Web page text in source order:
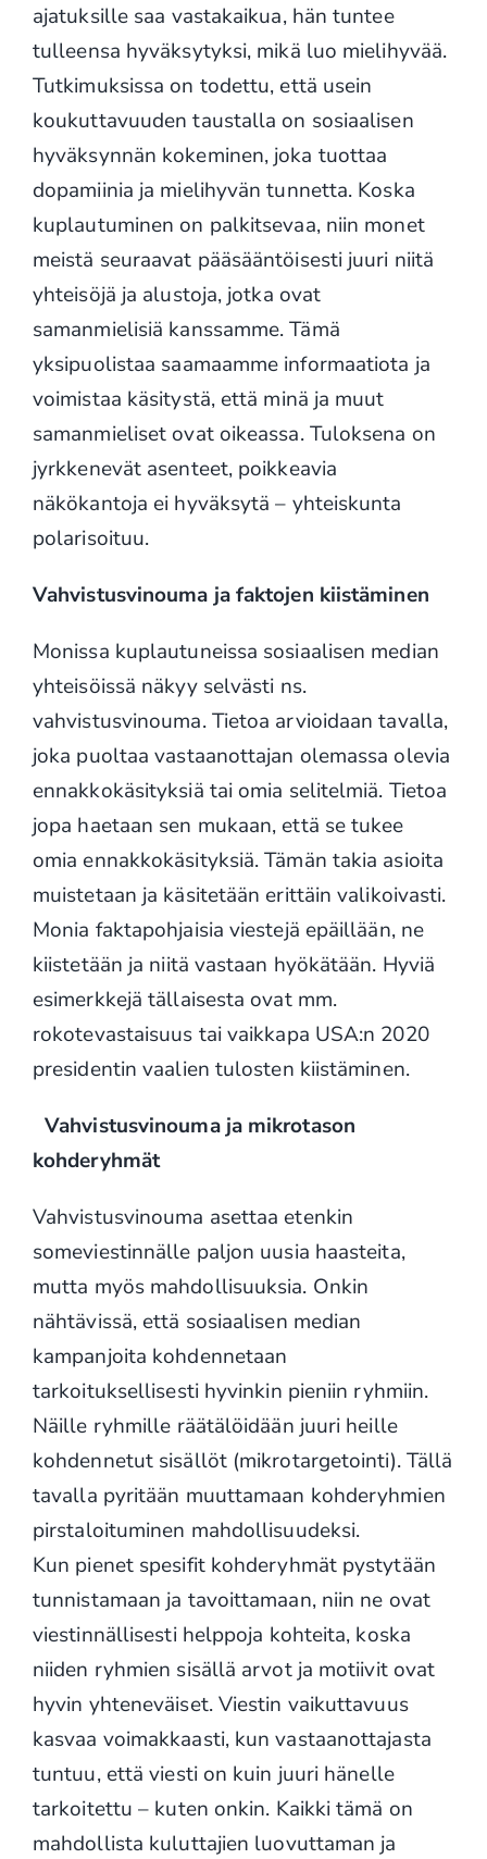
ajatuksille saa vastakaikua, hän tuntee
tulleensa hyväksytyksi, mikä luo mielihyvää.
Tutkimuksissa on todettu, että usein
koukuttavuuden taustalla on sosiaalisen
hyväksynnän kokeminen, joka tuottaa
dopamiinia ja mielihyvän tunnetta. Koska
kuplautuminen on palkitsevaa, niin monet
meistä seuraavat pääsääntöisesti juuri niitä
yhteisöjä ja alustoja, jotka ovat
samanmielisiä kanssamme. Tämä
yksipuolistaa saamaamme informaatiota ja
voimistaa käsitystä, että minä ja muut
samanmieliset ovat oikeassa. Tuloksena on
jyrkkenevät asenteet, poikkeavia
näkökantoja ei hyväksytä – yhteiskunta
polarisoituu.
Vahvistusvinouma ja faktojen kiistäminen
Monissa kuplautuneissa sosiaalisen median
yhteisöissä näkyy selvästi ns.
vahvistusvinouma. Tietoa arvioidaan tavalla,
joka puoltaa vastaanottajan olemassa olevia
ennakkokäsityksiä tai omia selitelmiä. Tietoa
jopa haetaan sen mukaan, että se tukee
omia ennakkokäsityksiä. Tämän takia asioita
muistetaan ja käsitetään erittäin valikoivasti.
Monia faktapohjaisia viestejä epäillään, ne
kiistetään ja niitä vastaan hyökätään. Hyviä
esimerkkejä tällaisesta ovat mm.
rokotevastaisuus tai vaikkapa USA:n 2020
presidentin vaalien tulosten kiistäminen.
Vahvistusvinouma ja mikrotason
kohderyhmät
Vahvistusvinouma asettaa etenkin
someviestinnälle paljon uusia haasteita,
mutta myös mahdollisuuksia. Onkin
nähtävissä, että sosiaalisen median
kampanjoita kohdennetaan
tarkoituksellisesti hyvinkin pieniin ryhmiin.
Näille ryhmille räätälöidään juuri heille
kohdennetut sisällöt (mikrotargetointi). Tällä
tavalla pyritään muuttamaan kohderyhmien
pirstaloituminen mahdollisuudeksi.
Kun pienet spesifit kohderyhmät pystytään
tunnistamaan ja tavoittamaan, niin ne ovat
viestinnällisesti helppoja kohteita, koska
niiden ryhmien sisällä arvot ja motiivit ovat
hyvin yhteneväiset. Viestin vaikuttavuus
kasvaa voimakkaasti, kun vastaanottajasta
tuntuu, että viesti on kuin juuri hänelle
tarkoitettu – kuten onkin. Kaikki tämä on
mahdollista kuluttajien luovuttaman ja